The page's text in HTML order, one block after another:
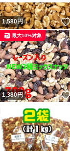
1,580円
1,380円
最大10%対象